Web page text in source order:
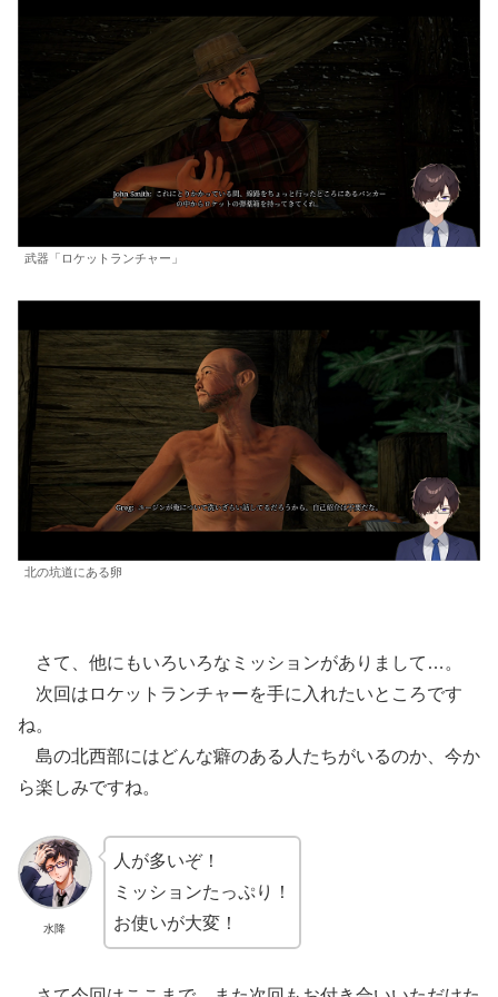
武器「ロケットランチャー」
北の坑道にある卵
さて、他にもいろいろなミッションがありまして…。
次回はロケットランチャーを手に入れたいところです
ね。
島の北西部にはどんな癖のある人たちがいるのか、今か
ら楽しみですね。
水降
人が多いぞ！
ミッションたっぷり！
お使いが大変！